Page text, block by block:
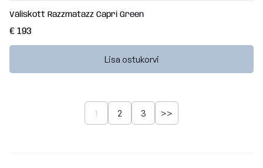
Väliskott Razzmatazz Capri Green
€ 193
Lisa ostukorvi
1 2 3 >>